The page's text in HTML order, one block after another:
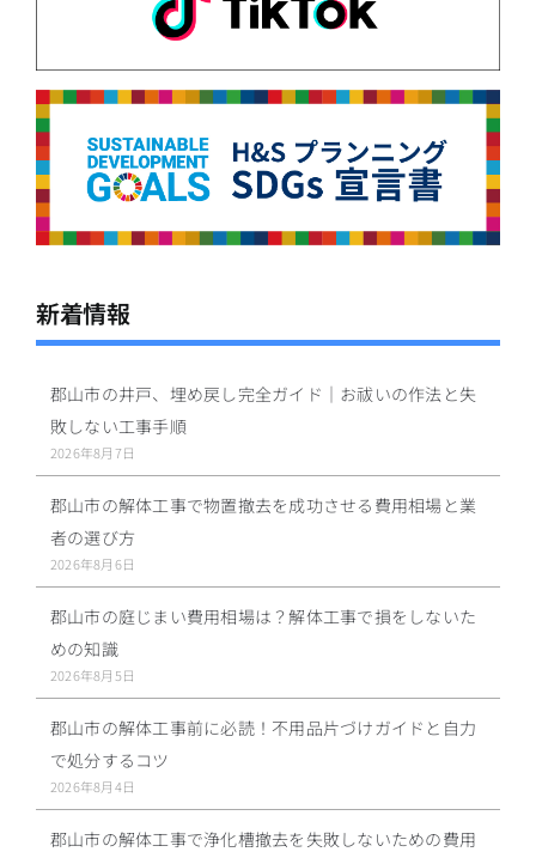
新着情報
郡山市の井戸、埋め戻し完全ガイド｜お祓いの作法と失
敗しない工事手順
2026年8月7日
郡山市の解体工事で物置撤去を成功させる費用相場と業
者の選び方
2026年8月6日
郡山市の庭じまい費用相場は？解体工事で損をしないた
めの知識
2026年8月5日
郡山市の解体工事前に必読！不用品片づけガイドと自力
で処分するコツ
2026年8月4日
郡山市の解体工事で浄化槽撤去を失敗しないための費用